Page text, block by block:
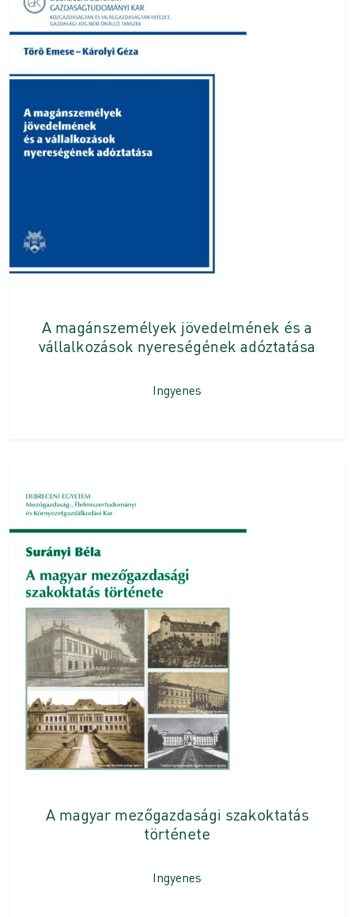
A magánszemélyek jövedelmének és a
vállalkozások nyereségének adóztatása
Ingyenes
A magyar mezőgazdasági szakoktatás
története
Ingyenes